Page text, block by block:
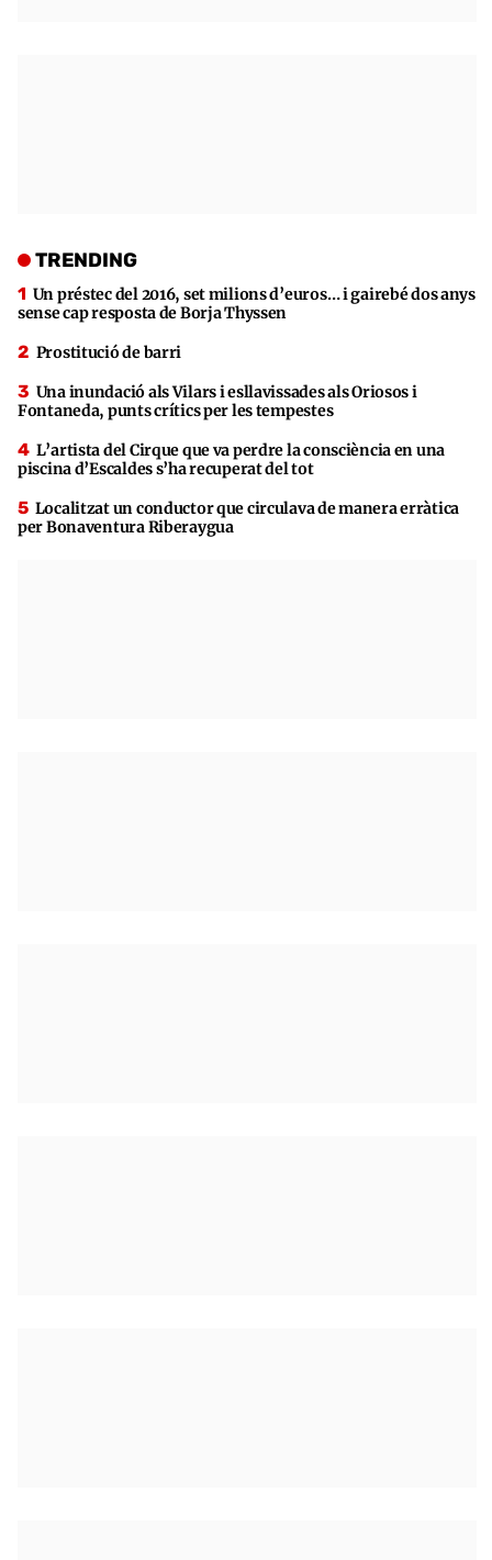
TRENDING
Un préstec del 2016, set milions d’euros… i gairebé dos anys
sense cap resposta de Borja Thyssen
Prostitució de barri
Una inundació als Vilars i esllavissades als Oriosos i
Fontaneda, punts crítics per les tempestes
L’artista del Cirque que va perdre la consciència en una
piscina d’Escaldes s’ha recuperat del tot
Localitzat un conductor que circulava de manera erràtica
per Bonaventura Riberaygua